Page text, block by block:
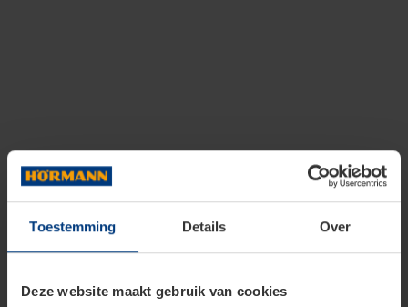
Toestemming Details Over
Deze website maakt gebruik van cookies